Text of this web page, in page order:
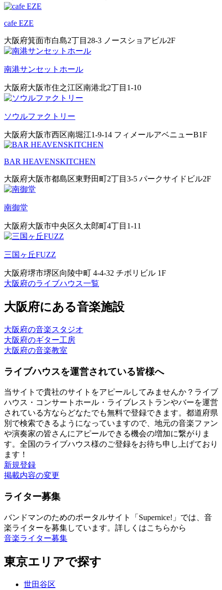
cafe EZE
大阪府箕面市白島2丁目28-3 ノースショアビル2F
南港サンセットホール
大阪府大阪市住之江区南港北2丁目1-10
ソウルファクトリー
大阪府大阪市西区南堀江1-9-14 フィメールアベニューB1F
BAR HEAVENSKITCHEN
大阪府大阪市都島区東野田町2丁目3-5 パークサイドビル2F
南御堂
大阪府大阪市中央区久太郎町4丁目1-11
三国ヶ丘FUZZ
大阪府堺市堺区向陵中町 4-4-32 チボリビル 1F
大阪府のライブハウス一覧
大阪府にある音楽施設
大阪府の音楽スタジオ
大阪府のギター工房
大阪府の音楽教室
ライブハウスを運営されている皆様へ
当サイトで貴社のサイトをアピールしてみませんか？ライブ
ハウス・コンサートホール・ライブレストランやバーを運営
されている方ならどなたでも無料で登録できます。都道府県
別で検索できるようになっていますので、地元の音楽ファン
や演奏家の皆さんにアピールできる機会の増加に繋がりま
す。全国のライブハウス様のご登録をお待ち申し上げており
ます！
新規登録
掲載内容の変更
ライター募集
バンドマンのためのポータルサイト「Supernice!」では、音
楽ライターを募集しています。詳しくはこちらから
音楽ライター募集
東京エリアで探す
世田谷区